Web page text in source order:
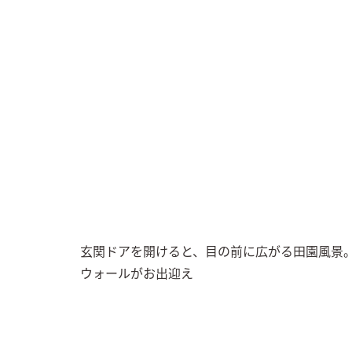
玄関ドアを開けると、目の前に広がる田園風
ウォールがお出迎え